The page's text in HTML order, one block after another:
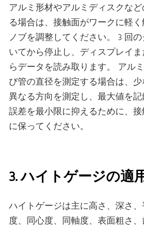
アルミ形材やアルミディスクな
る場合は、接触面がワークに軽
ノブを調整してください。 3 回
いてから停止し、ディスプレイ
らデータを読み取ります。 アル
び管の直径を測定する場合は、
異なる方向を測定し、最大値を
誤差を最小限に抑えるために、
に保ってください。
3. ハイトゲージの適
ハイトゲージは主に高さ、深さ
度、同心度、同軸度、表面粗さ